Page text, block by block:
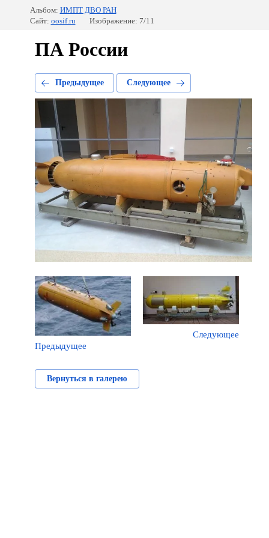
Альбом: ИМПТ ДВО РАН
Сайт: oosif.ru Изображение: 7/11
ПА России
Предыдущее Следующее
Предыдущее
Следующее
Вернуться в галерею